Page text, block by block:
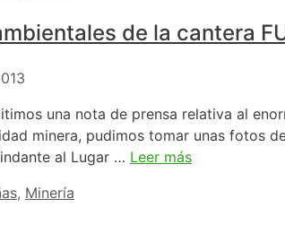
de la cantera
una nota de prensa relativa al
minera, pudimos tomar unas fotos
al Lugar … Leer más
, Minería